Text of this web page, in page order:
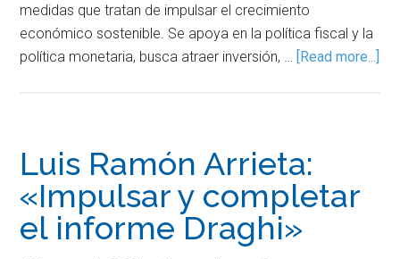
medidas que tratan de impulsar el crecimiento
económico sostenible. Se apoya en la política fiscal y la
política monetaria, busca atraer inversión, … [Read more...]
Luis Ramón Arrieta:
«Impulsar y completar
el informe Draghi»